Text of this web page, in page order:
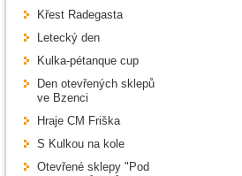
Křest Radegasta
Letecký den
Kulka-pétanque cup
Den otevřených sklepů
ve Bzenci
Hraje CM Friška
S Kulkou na kole
Otevřené sklepy "Pod